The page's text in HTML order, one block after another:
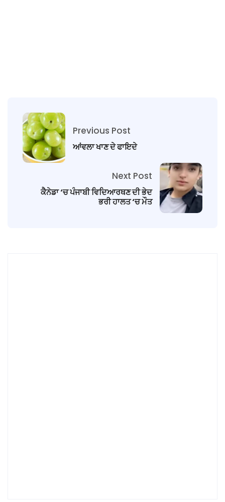
Previous Post
ਆਂਵਲਾ ਖਾਣ ਦੇ ਫਾਇਦੇ
Next Post
ਕੈਨੇਡਾ ‘ਚ ਪੰਜਾਬੀ ਵਿਦਿਆਰਥਣ ਦੀ ਭੇਦ
ਭਰੀ ਹਾਲਤ ‘ਚ ਮੌਤ